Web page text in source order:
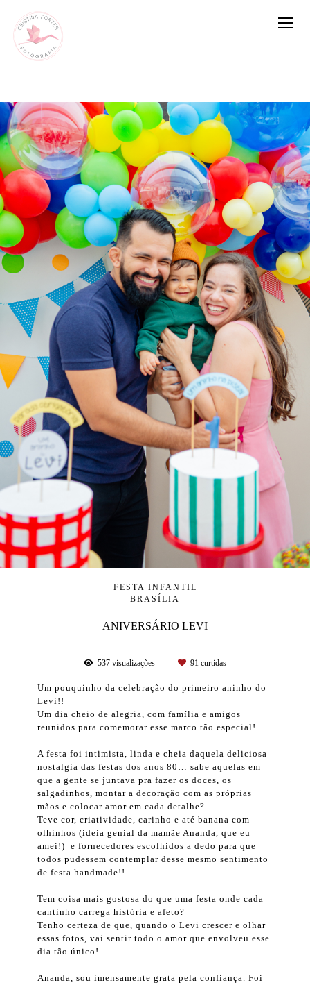
FESTA INFANTIL
BRASÍLIA
ANIVERSÁRIO LEVI
537 visualizações 91 curtidas
Um pouquinho da celebração do primeiro aninho do
Levi!!
Um dia cheio de alegria, com família e amigos
reunidos para comemorar esse marco tão especial!
A festa foi intimista, linda e cheia daquela deliciosa
nostalgia das festas dos anos 80… sabe aquelas em
que a gente se juntava pra fazer os doces, os
salgadinhos, montar a decoração com as próprias
mãos e colocar amor em cada detalhe?
Teve cor, criatividade, carinho e até banana com
olhinhos (ideia genial da mamãe Ananda, que eu
amei!) e fornecedores escolhidos a dedo para que
todos pudessem contemplar desse mesmo sentimento
de festa handmade!!
Tem coisa mais gostosa do que uma festa onde cada
cantinho carrega história e afeto?
Tenho certeza de que, quando o Levi crescer e olhar
essas fotos, vai sentir todo o amor que envolveu esse
dia tão único!
Ananda, sou imensamente grata pela confiança. Foi